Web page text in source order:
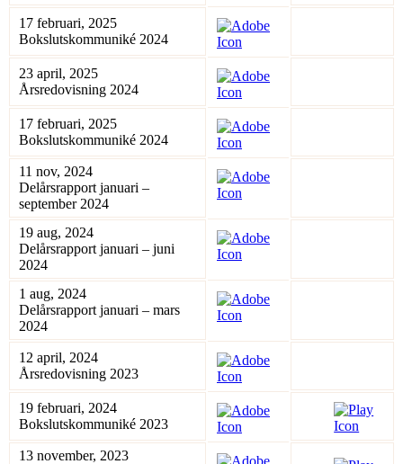
17 februari, 2025
Bokslutskommuniké 2024
23 april, 2025
Årsredovisning 2024
17 februari, 2025
Bokslutskommuniké 2024
11 nov, 2024
Delårsrapport januari –
september 2024
19 aug, 2024
Delårsrapport januari – juni
2024
1 aug, 2024
Delårsrapport januari – mars
2024
12 april, 2024
Årsredovisning 2023
19 februari, 2024
Bokslutskommuniké 2023
13 november, 2023